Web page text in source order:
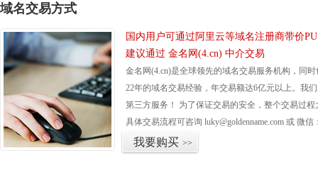
域名交易方式
国内用户可通过阿里云等域名注册商带价
建议通过 金名网(4.cn) 中介交易
金名网(4.cn)是全球领先的域名交易服务机构，同
22年的域名交易经验，年交易额达6亿元以上。我
第三方服务！ 为了保证交易的安全，整个交易过
具体交易流程可咨询 luky@goldenname.com 或 微信
我要购买 >>